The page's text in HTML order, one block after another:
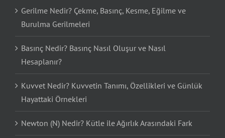
Gerilme Nedir? Çekme, Basınç, Kesme, Eğilme ve
Burulma Gerilmeleri
Basınç Nedir? Basınç Nasıl Oluşur ve Nasıl
Hesaplanır?
Kuvvet Nedir? Kuvvetin Tanımı, Özellikleri ve Günlük
Hayattaki Örnekleri
Newton (N) Nedir? Kütle ile Ağırlık Arasındaki Fark